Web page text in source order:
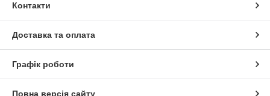
Контакти
Доставка та оплата
Графік роботи
Повна версія сайту